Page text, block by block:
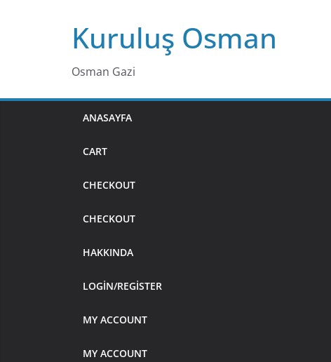
Kuruluş Osman
Osman Gazi
ANASAYFA
CART
CHECKOUT
CHECKOUT
HAKKINDA
LOGIN/REGISTER
MY ACCOUNT
MY ACCOUNT